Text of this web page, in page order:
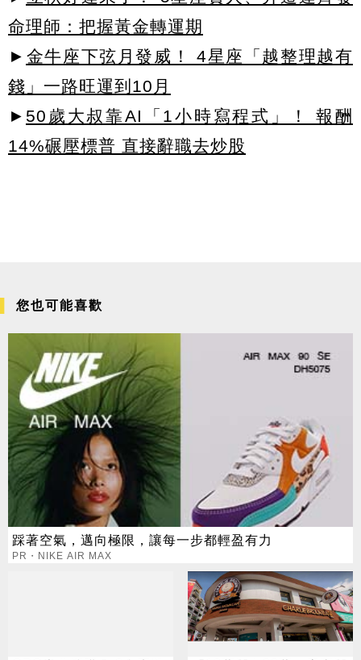
命理師：把握黃金轉運期
► 金牛座下弦月發威！ 4星座「越整理越有
錢」一路旺運到10月
► 50歲大叔靠AI「1小時寫程式」！ 報酬
14%碾壓標普 直接辭職去炒股
您也可能喜歡
踩著空氣，邁向極限，讓每一步都輕盈有力
PR・NIKE AIR MAX